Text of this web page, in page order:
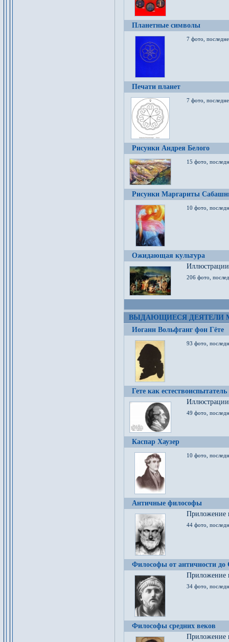
Планетные символы
7 фото,
Печати планет
7 фото,
Рисунки Андрея Белого
15 фото,
Рисунки Маргариты
10 фото,
Ожидающая культура
206 фото,
ВЫДАЮЩИЕСЯ ДЕЯТЕЛИ
Иоганн Вольфганг фон Гёте
93 фото,
Гете как естествоиспытатель
49 фото,
Каспар Хаузер
10 фото,
Античные философы
Приложение
44 фото,
Философы от античности до
Приложение
34 фото,
Философы средних веков
Приложение